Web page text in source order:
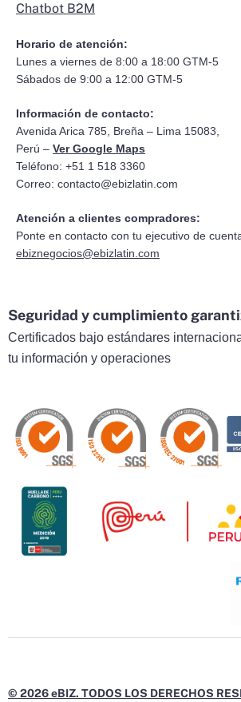
Chatbot B2M
Horario de atención:
Lunes a viernes de 8:00 a 18:00 GTM-5
Sábados de 9:00 a 12:00 GTM-5
Información de contacto:
Avenida Arica 785, Breña – Lima 15083,
Perú – Ver Google Maps
Teléfono: +51 1 518 3360
Correo: contacto@ebizlatin.com
Atención a clientes compradores:
Ponte en contacto con tu ejecutivo de
ebiznegocios@ebizlatin.com
Seguridad y cumplimiento
Certificados bajo estándares
tu información y operaciones
© 2026 eBIZ. TODOS LOS DERECHOS